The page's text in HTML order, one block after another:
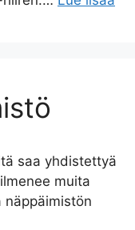
saa yhdistettyä
muita
näppäimistön